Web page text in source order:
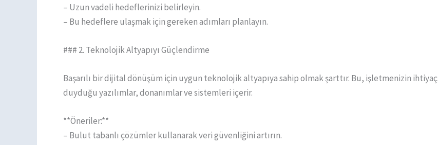
– Uzun vadeli hedeflerinizi belirleyin.
– Bu hedeflere ulaşmak için gereken adımları planlayın.
### 2. Teknolojik Altyapıyı Güçlendirme
Başarılı bir dijital dönüşüm için uygun teknolojik altyapıya sahip olmak şarttır. Bu, işletmenizin ihtiyaç
duyduğu yazılımlar, donanımlar ve sistemleri içerir.
**Öneriler:**
– Bulut tabanlı çözümler kullanarak veri güvenliğini artırın.